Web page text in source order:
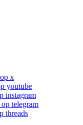
x
youtube
instagram
telegram
threads